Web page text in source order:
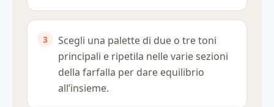
Scegli una palette di due o tre toni
principali e ripetila nelle varie sezioni
della farfalla per dare equilibrio
all’insieme.